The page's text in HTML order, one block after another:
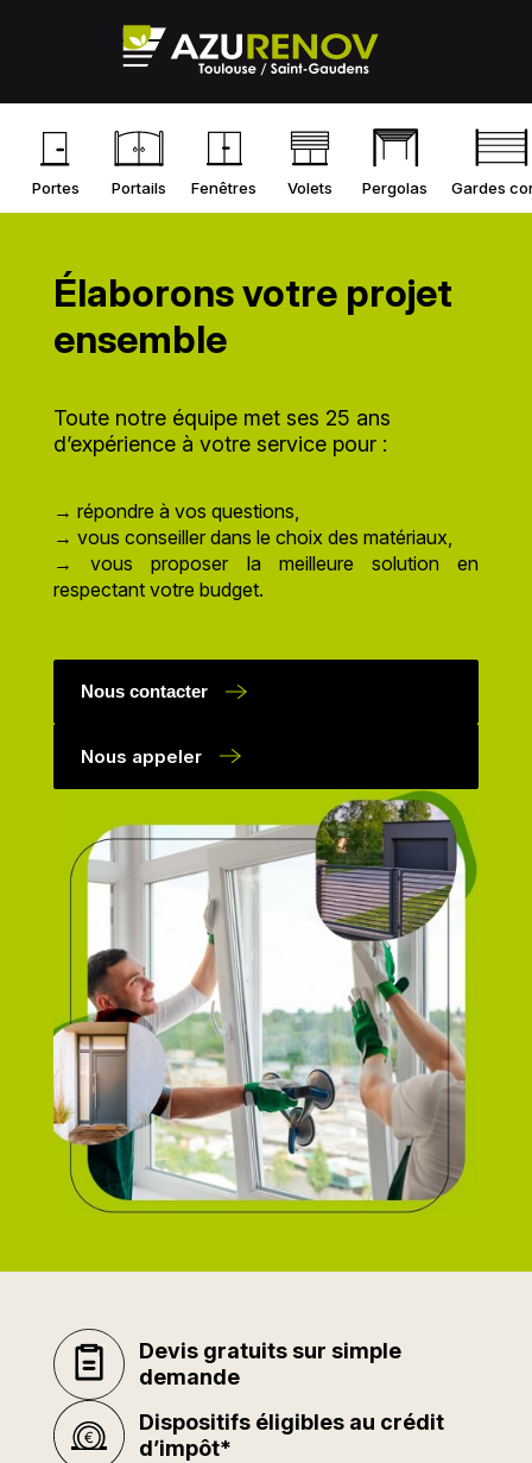
Portes Portails Fenêtres Volets Pergolas Gardes
Élaborons votre projet
ensemble
Toute notre équipe met ses 25 ans
d’expérience à votre service pour :
→ répondre à vos questions,
→ vous conseiller dans le choix des matériaux,
→ vous proposer la meilleure solution en
respectant votre budget.
Nous contacter
Nous appeler
Devis gratuits sur simple
demande
Dispositifs éligibles au crédit
d’impôt*